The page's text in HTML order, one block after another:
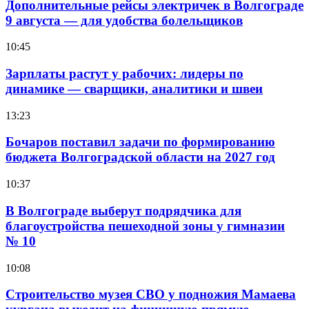
Дополнительные рейсы электричек в Волгограде
9 августа — для удобства болельщиков
10:45
Зарплаты растут у рабочих: лидеры по
динамике — сварщики, аналитики и швеи
13:23
Бочаров поставил задачи по формированию
бюджета Волгоградской области на 2027 год
10:37
В Волгограде выберут подрядчика для
благоустройства пешеходной зоны у гимназии
№ 10
10:08
Строительство музея СВО у подножия Мамаева